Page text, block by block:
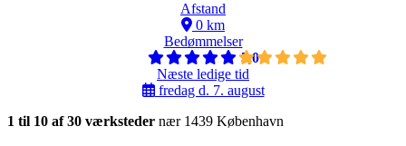
Afstand
0 km
Bedømmelser
5,0
Næste ledige tid
fredag d. 7. august
1 til 10 af 30 værksteder nær 1439 København